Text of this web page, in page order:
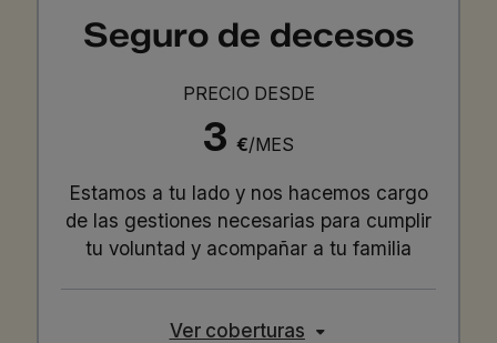
Seguro de decesos
PRECIO DESDE
3 €/MES
Estamos a tu lado y nos hacemos cargo
de las gestiones necesarias para cumplir
tu voluntad y acompañar a tu familia
Ver coberturas